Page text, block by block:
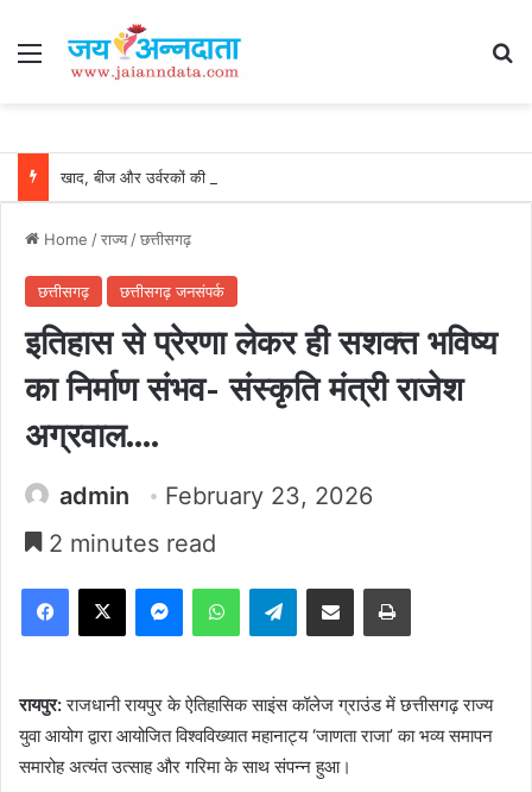
Menu
Home /राज्य/छत्तीसगढ़
छत्तीसगढ़ छत्तीसगढ़ जनसंपर्क
इतिहास से प्रेरणा लेकर ही सशक्त भविष्य
का निर्माण संभव- संस्कृति मंत्री राजेश
अग्रवाल….
admin
February 23, 2026
2 minutes read
Facebook
X MessengerWhatsAppTelegramShare via Email Print
रायपुर:राजधानी रायपुर के ऐतिहासिक साइंस कॉलेज ग्राउंड में छत्तीसगढ़ राज्य
युवा आयोग द्वारा आयोजित विश्वविख्यात महानाट्य ‘जाणता राजा’ का भव्य समापन
समारोह अत्यंत उत्साह और गरिमा के साथ संपन्न हुआ।